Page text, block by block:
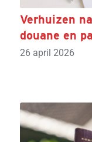
Verhuizen
douane en
26 april 2026